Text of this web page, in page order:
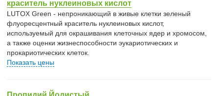
краситель нуклеиновых кислот
LUTOX Green - непроникающий в живые клетки зеленый
флуоресцентный краситель нуклеиновых кислот,
используемый для окрашивания клеточных ядер и хромосом,
а также оценки жизнеспособности эукариотических и
прокариотических клеток.
Показать цены